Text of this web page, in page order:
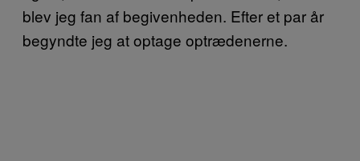
blev jeg fan af begivenheden. Efter et par år
begyndte jeg at optage optrædenerne.